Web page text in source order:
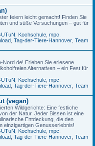
feiern leicht gemacht! Finden Sie
und süße Versuchungen – gut für
Kochschule mpc
Tag-der-Tiere-Hannover Team
Nord.de! Erleben Sie erlesene
Alternativen – ein Fest für
Kochschule mpc
Tag-der-Tiere-Hannover Team
(vegan)
Wildgerichte: Eine festliche
der Natur. Jeder Bissen ist eine
Entdeckung, die den
einzigartigen Genusserlebnis!
Kochschule mpc
Tag-der-Tiere-Hannover Team